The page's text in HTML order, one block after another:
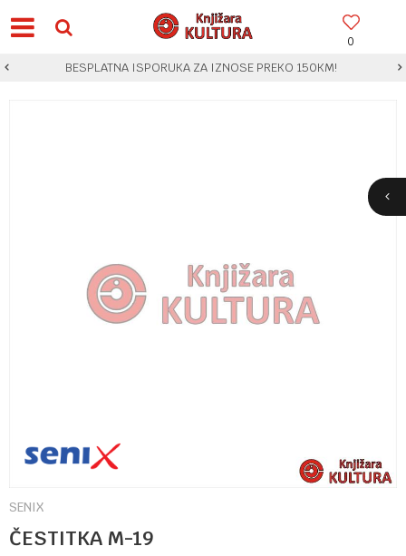
0
BESPLATNA ISPORUKA ZA IZNOSE PREKO 150KM!
SENIX
ČESTITKA M-19